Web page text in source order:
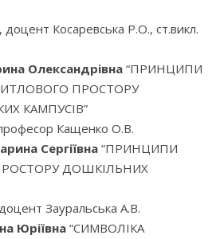
доцент Косаревська Р.О., ст.викл.
Олександрівна “ПРИНЦИПИ
ПРОСТОРУ
КАМПУСІВ”
Кащенко О.В.
Сергіївна “ПРИНЦИПИ
ДОШКІЛЬНИХ
Зауральська А.В.
Юріївна“СИМВОЛІКА